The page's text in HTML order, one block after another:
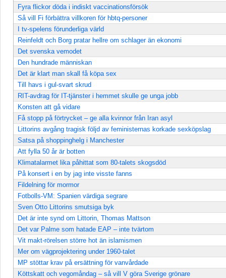
Fyra flickor döda i indiskt vaccinationsförsök
Så vill Fi förbättra villkoren för hbtq-personer
I tv-spelens förunderliga värld
Reinfeldt och Borg pratar hellre om schlager än ekonomi
Det svenska vemodet
Den hundrade människan
Det är klart man skall få köpa sex
Till havs i gul-svart skrud
RIT-avdrag för IT-tjänster i hemmet skulle ge unga jobb
Konsten att gå vidare
Få stopp på förtrycket – ge alla kvinnor från Iran asyl
Littorins avgång tragisk följd av feministernas korkade sexköpslag
Satsa på shoppinghelg i Manchester
Att fylla 50 år är botten
Klimatalarmet lika påhittat som 80-talets skogsdöd
På konsert i en by jag inte visste fanns
Fildelning för mormor
Fotbolls-VM: Spanien värdiga segrare
Sven Otto Littorins smutsiga byk
Det är inte synd om Littorin, Thomas Mattson
Det var Palme som hatade EAP – inte tvärtom
Vit makt-rörelsen större hot än islamismen
Mer om vägprojektering under 1960-talet
MP stöttar krav på ersättning för vanvårdade
Köttskatt och vegomåndag – så vill V göra Sverige grönare